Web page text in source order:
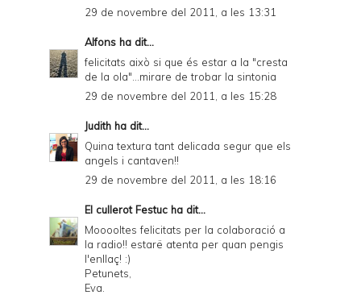
29 de novembre del 2011, a les 13:31
Alfons ha dit...
felicitats això si que és estar a la "cresta
de la ola"...mirare de trobar la sintonia
29 de novembre del 2011, a les 15:28
Judith ha dit...
Quina textura tant delicada segur que els
angels i cantaven!!
29 de novembre del 2011, a les 18:16
El cullerot Festuc ha dit...
Mooooltes felicitats per la colaboració a
la radio!! estarë atenta per quan pengis
l'enllaç! :)
Petunets,
Eva.